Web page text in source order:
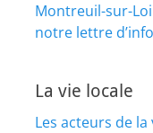
Montreuil-sur-
notre lettre
La vie locale
Les acteurs de la